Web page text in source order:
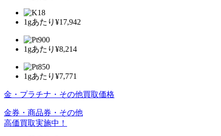
1gあたり ¥17,942
1gあたり ¥8,214
1gあたり ¥7,771
金・プラチナ・その他買取価格
金券・商品券・その他
高価買取実施中！